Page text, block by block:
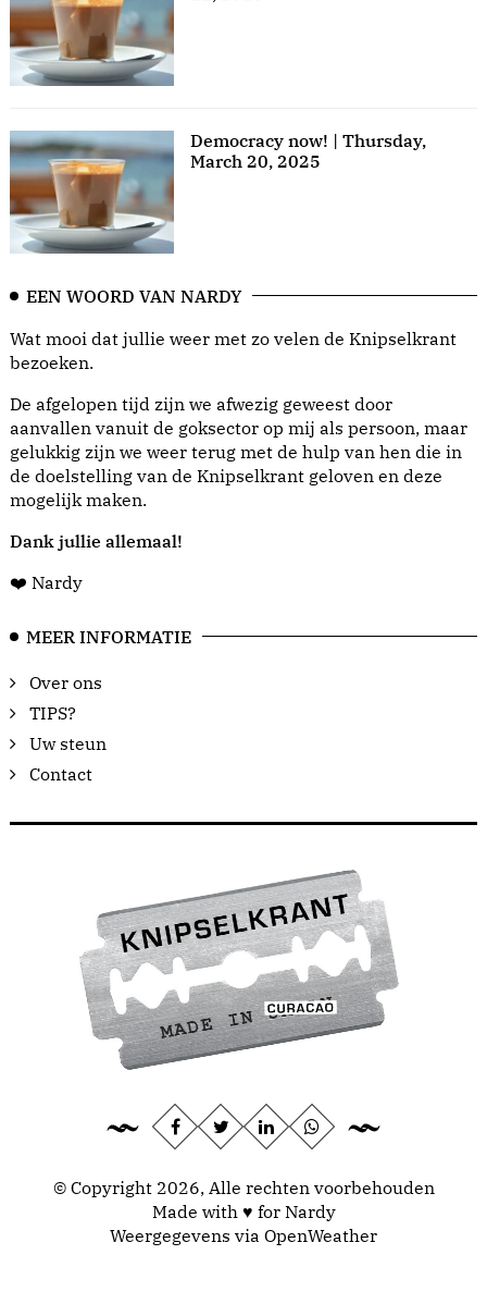
Democracy now! | Thursday,
March 20, 2025
EEN WOORD VAN NARDY
Wat mooi dat jullie weer met zo velen de Knipselkrant
bezoeken.
De afgelopen tijd zijn we afwezig geweest door
aanvallen vanuit de goksector op mij als persoon, maar
gelukkig zijn we weer terug met de hulp van hen die in
de doelstelling van de Knipselkrant geloven en deze
mogelijk maken.
Dank jullie allemaal!
❤️ Nardy
MEER INFORMATIE
Over ons
TIPS?
Uw steun
Contact
© Copyright 2026, Alle rechten voorbehouden
Made with ♥ for Nardy
Weergegevens via OpenWeather